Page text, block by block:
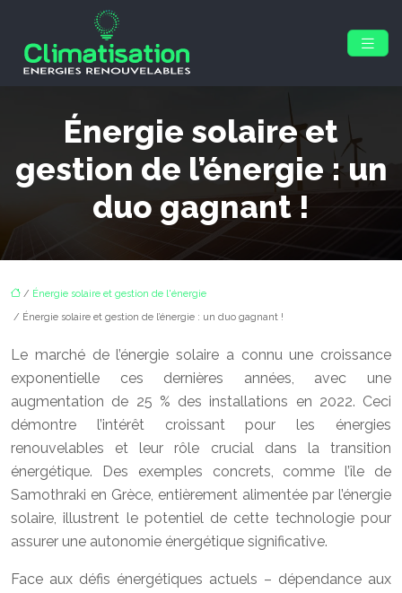
Énergie solaire et
gestion de l’énergie : un
duo gagnant !
/ Énergie solaire et gestion de l'énergie
/ Énergie solaire et gestion de l’énergie : un duo gagnant !
Le marché de l’énergie solaire a connu une croissance
exponentielle ces dernières années, avec une
augmentation de 25 % des installations en 2022. Ceci
démontre l’intérêt croissant pour les énergies
renouvelables et leur rôle crucial dans la transition
énergétique. Des exemples concrets, comme l’île de
Samothraki en Grèce, entièrement alimentée par l’énergie
solaire, illustrent le potentiel de cette technologie pour
assurer une autonomie énergétique significative.
Face aux défis énergétiques actuels – dépendance aux